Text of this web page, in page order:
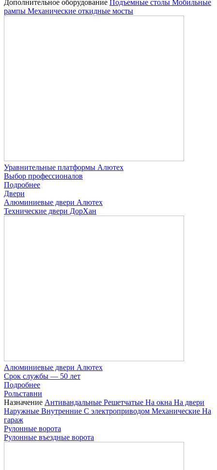
Дополнительное оборудование Подъемные столы Мобильные
рампы Механические откидные мосты
Уравнительные платформы Алютех
Выбор профессионалов
Подробнее
Двери
Алюминиевые двери Алютех
Технические двери ДорХан
Алюминиевые двери Алютех
Срок службы — 50 лет
Подробнее
Рольставни
Назначение Антивандальные Решетчатые На окна На двери
Наружные Внутренние С электроприводом Механические На
гараж
Рулонные ворота
Рулонные въездные ворота